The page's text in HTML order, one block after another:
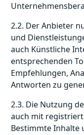
2.2. Der Anbieter
und
auch Künstliche
entsprechenden
Empfehlungen,
Antworten zu
2.3. Die Nutzung
auch mit
Bestimmte Inhalte